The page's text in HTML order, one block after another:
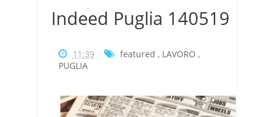
Indeed Puglia 140519
11:39 featured , LAVORO ,
PUGLIA